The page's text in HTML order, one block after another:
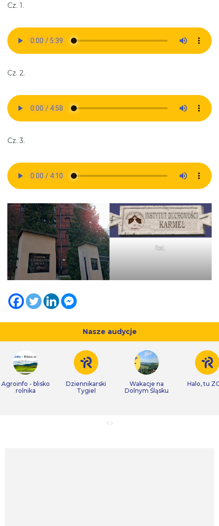
Cz. 1.
Cz. 2.
Cz. 3.
fot.
Nasze audycje
Agroinfo - blisko
rolnika
Dziennikarski
Tygiel
Wakacje na
Dolnym Śląsku
Halo, tu